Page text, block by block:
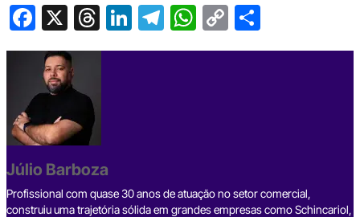
F
a
c
e
b
o
o
k
X T
hr
s
Li
n
T
el
W
h
C
o
S
h
Júlio Barboza
Profissional com quase 30 anos de atuação no setor comercial,
construiu uma trajetória sólida em grandes empresas como Schincariol,